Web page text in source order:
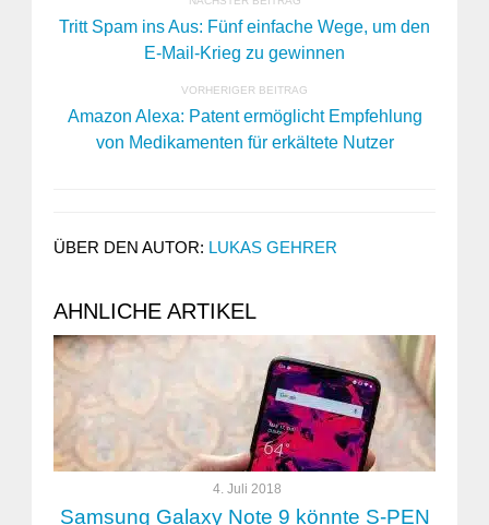
Tritt Spam ins Aus: Fünf einfache Wege, um den
E-Mail-Krieg zu gewinnen
VORHERIGER BEITRAG
Amazon Alexa: Patent ermöglicht Empfehlung
von Medikamenten für erkältete Nutzer
ÜBER DEN AUTOR: LUKAS GEHRER
AHNLICHE ARTIKEL
4. Juli 2018
Samsung Galaxy Note 9 könnte S-PEN